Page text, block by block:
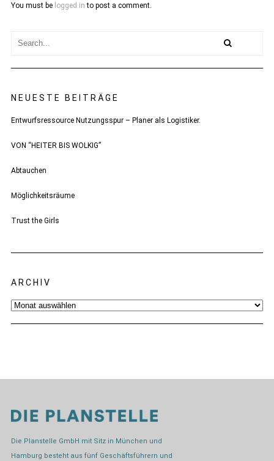
You must be logged in to post a comment.
NEUESTE BEITRÄGE
Entwurfsressource Nutzungsspur – Planer als Logistiker.
VON “HEITER BIS WOLKIG”
Abtauchen
Möglichkeitsräume
Trust the Girls
ARCHIV
Archiv
Die Planstelle GmbH mit Sitz in München und
Hamburg besteht aus fünf Geschäftsführern und